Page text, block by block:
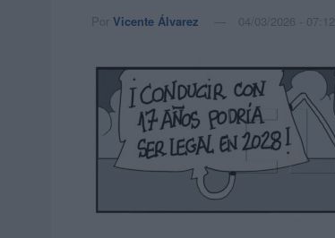
Por Vicente Álvarez 04/03/2026 - 07:12